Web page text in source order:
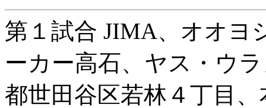
第１試合 JIMA、オオヨ
ーカー高石、ヤス・ウ
都世田谷区若林４丁目